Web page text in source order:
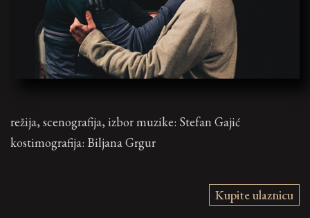
režija, scenografija, izbor muzike: Stefan Gajić
kostimografija: Biljana Grgur
Kupite ulaznicu